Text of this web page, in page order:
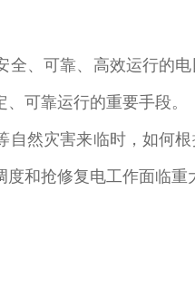
全、可靠、高效运行的
、可靠运行的重要手段。
自然灾害来临时，如何
和抢修复电工作面临